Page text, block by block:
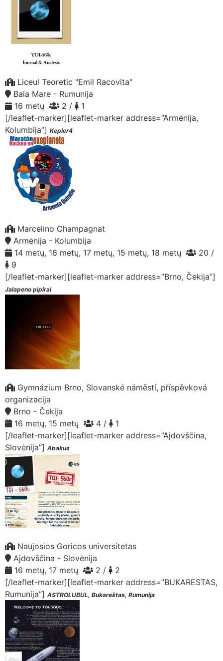
Liceul Teoretic "Emil Racovita"
Baia Mare - Rumunija
16 metų
2 /
1
[/leaflet-marker][leaflet-marker address=”Armėnija,
Kolumbija”] Kepler4
Marcelino Champagnat
Armėnija - Kolumbija
14 metų, 16 metų, 17 metų, 15 metų, 18 metų
20 /
9
[/leaflet-marker][leaflet-marker address=”Brno, Čekija”]
Jalapeno pipirai
Gymnázium Brno, Slovanské náměstí, příspěvková
organizacija
Brno - Čekija
16 metų, 15 metų
4 /
1
[/leaflet-marker][leaflet-marker address=”Ajdovščina,
Slovėnija”] Abakus
Naujosios Goricos universitetas
Ajdovščina - Slovėnija
16 metų, 17 metų
2 /
2
[/leaflet-marker][leaflet-marker address=”BUKARESTAS,
Rumunija”] ASTROLUBUL, Bukareštas, Rumunija